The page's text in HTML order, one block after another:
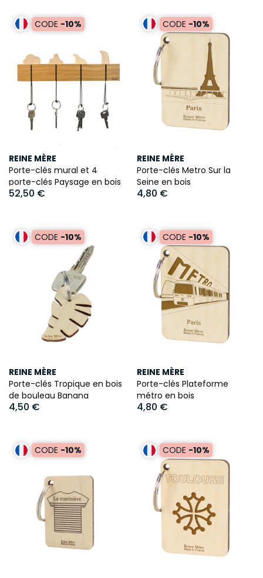
CODE -10%
REINE MÈRE
Porte-clés mural et 4
porte-clés Paysage en bois
52,50 €
CODE -10%
REINE MÈRE
Porte-clés Metro Sur la
Seine en bois
4,80 €
CODE -10%
REINE MÈRE
Porte-clés Tropique en bois
de bouleau Banana
4,50 €
CODE -10%
REINE MÈRE
Porte-clés Plateforme
métro en bois
4,80 €
CODE -10% CODE -10%